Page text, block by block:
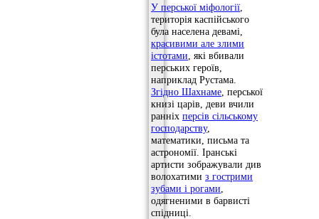
У перської міфології
територія каспійського
була населена девамі,
красивими але злими
істотами , які вбивали
перських героїв,
наприклад Рустама.
Згідно Шахнаме , перської
книзі царів, деви вчили
ранніх персів сільському
господарству,
математики, письма та
астрономії. Іранські
артисти зображували див
волохатими з гострими
зубами і рогами
одягненими в барвисті
спідниці.